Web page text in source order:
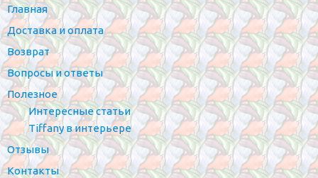
Главная
Доставка и оплата
Возврат
Вопросы и ответы
Полезное
Интересные статьи
Tiffany в интерьере
Отзывы
Контакты